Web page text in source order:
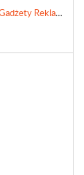
Agencja Reklamowa "Gadżet PL" I Studio Graficzne i Gadżety Reklamowe